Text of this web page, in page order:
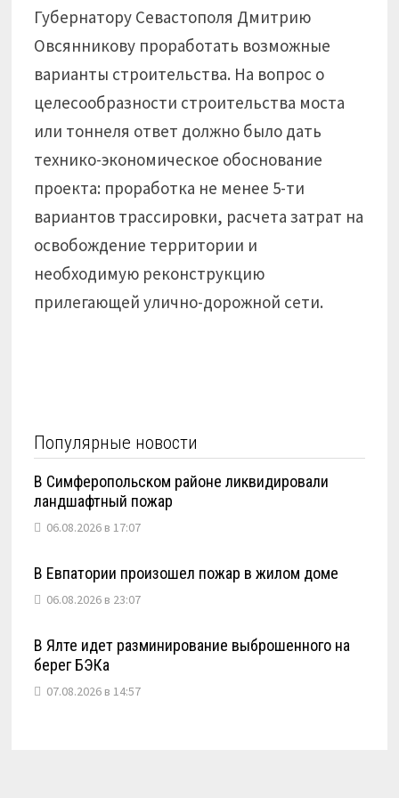
Губернатору Севастополя Дмитрию
Овсянникову проработать возможные
варианты строительства. На вопрос о
целесообразности строительства моста
или тоннеля ответ должно было дать
технико-экономическое обоснование
проекта: проработка не менее 5-ти
вариантов трассировки, расчета затрат на
освобождение территории и
необходимую реконструкцию
прилегающей улично-дорожной сети.
Популярные новости
В Симферопольском районе ликвидировали
ландшафтный пожар
06.08.2026 в 17:07
В Евпатории произошел пожар в жилом доме
06.08.2026 в 23:07
В Ялте идет разминирование выброшенного на
берег БЭКа
07.08.2026 в 14:57